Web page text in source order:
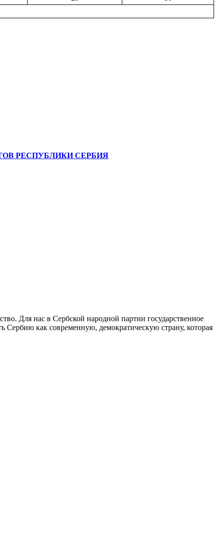
РЕСПУБЛИКИ СЕРБИЯ
Для нас в Сербской народной партии государственное
как современную, демократическую страну, которая